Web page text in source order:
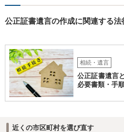
公正証書遺言の作成に関連する法
相続・遺言
公正証書遺言
必要書類・手
近くの市区町村を選び直す